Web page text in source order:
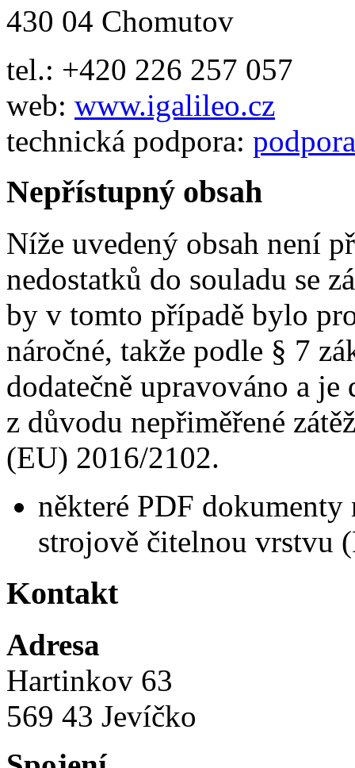
430 04 Chomutov
tel.: +420 226 257 057
web: www.igalileo.cz
technická podpora:
Nepřístupný obsah
Níže uvedený obsah není
nedostatků do souladu se
by v tomto případě bylo
náročné, takže podle § 7
dodatečně upravováno a
z důvodu nepřiměřené
(EU) 2016/2102.
některé PDF
strojově čitelnou vrstvu
Kontakt
Adresa
Hartinkov 63
569 43 Jevíčko